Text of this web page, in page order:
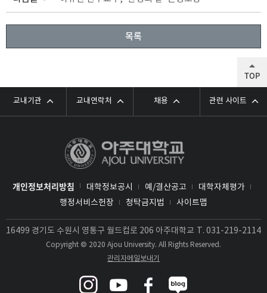
목록
교내기관 교내연락처 채용 관련 사이트
개인정보처리방침 대학정보공시 예/결산공고
대학자체평가
행정서비스헌장
청탁금지법 사이트맵
16499 경기도 수원시 영통구 월드컵로 206 아주대학교 T. 031-219-2114
Copyright © 2020 Ajou University. All Rights Reserved.
관리자메일보내기
TOP